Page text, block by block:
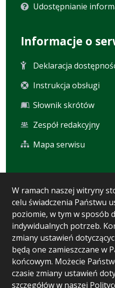
W ramach naszej witryny
celu świadczenia Państwu
poziomie, w tym w sposób
indywidualnych potrzeb.
zmiany ustawień
będą one zamieszczane w
końcowym. Możecie
czasie zmiany ustawień
szczegółów w naszej
Udostępnianie
Informacje o
Deklaracja
Instrukcja obsługi
Słownik skrótów
Zespół redakcyjny
Mapa serwisu
Statystyki
Ostatnio dodane
Polityka prywatności
Wersja systemu: 5.7.0 [93]